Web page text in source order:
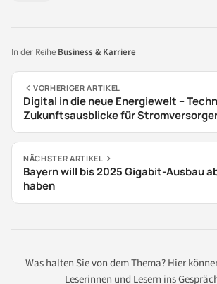
In der Reihe Business & Karriere
VORHERIGER ARTIKEL
Digital in die neue Energiewelt –
Zukunftsausblicke für
NÄCHSTER ARTIKEL
Bayern will bis 2025 Gigabit-Ausbau
haben
Was halten Sie von dem Thema? Hier
Leserinnen und Lesern ins